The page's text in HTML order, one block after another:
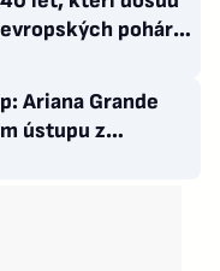
pohárů.
jako
Ariana Grande
ústupu z
Sophia z
pauzu od skupiny